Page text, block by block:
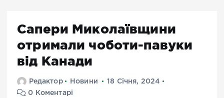
Сапери Миколаївщини
отримали чоботи-павуки
від Канади
Редактор Новини
18 Січня, 2024
0 Коментарі